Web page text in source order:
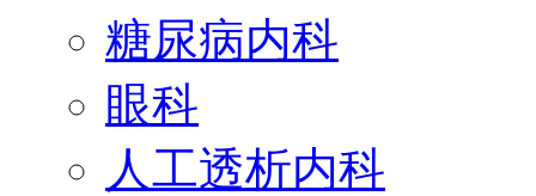
糖尿病内科
眼科
人工透析内科